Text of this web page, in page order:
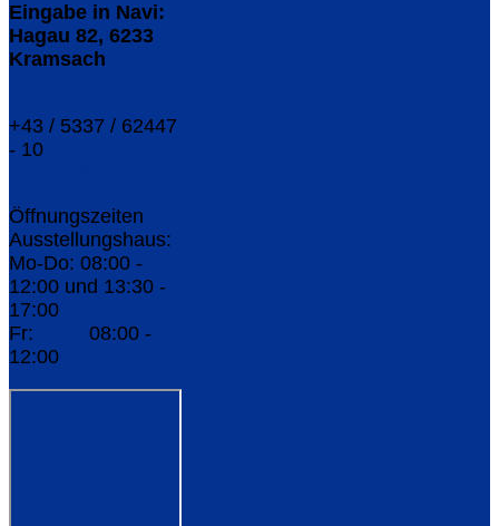
Eingabe in Navi:
Hagau 82, 6233
Kramsach
+43 / 5337 / 62447
- 10
Öffnungszeiten
Ausstellungshaus:
Mo-Do: 08:00 -
12:00 und 13:30 -
17:00
Fr: 08:00 -
12:00